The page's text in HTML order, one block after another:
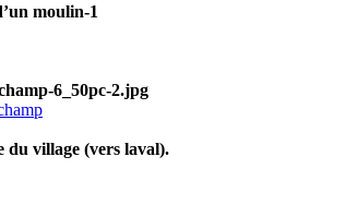
moulin-1
6_50pc-2.jpg
du village (vers laval).